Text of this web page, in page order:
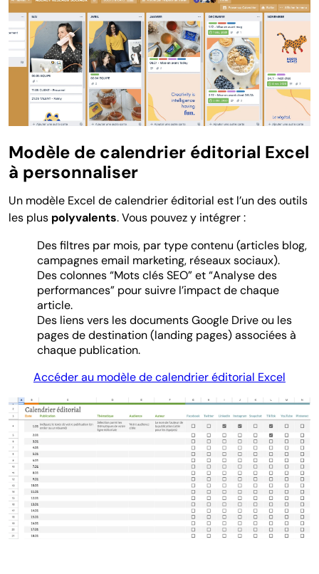
Modèle de calendrier éditorial Excel
à personnaliser
Un modèle Excel de calendrier éditorial est l’un des outils
les plus polyvalents. Vous pouvez y intégrer :
Des filtres par mois, par type contenu (articles blog,
campagnes email marketing, réseaux sociaux).
Des colonnes “Mots clés SEO” et “Analyse des
performances” pour suivre l’impact de chaque
article.
Des liens vers les documents Google Drive ou les
pages de destination (landing pages) associées à
chaque publication.
Accéder au modèle de calendrier éditorial Excel